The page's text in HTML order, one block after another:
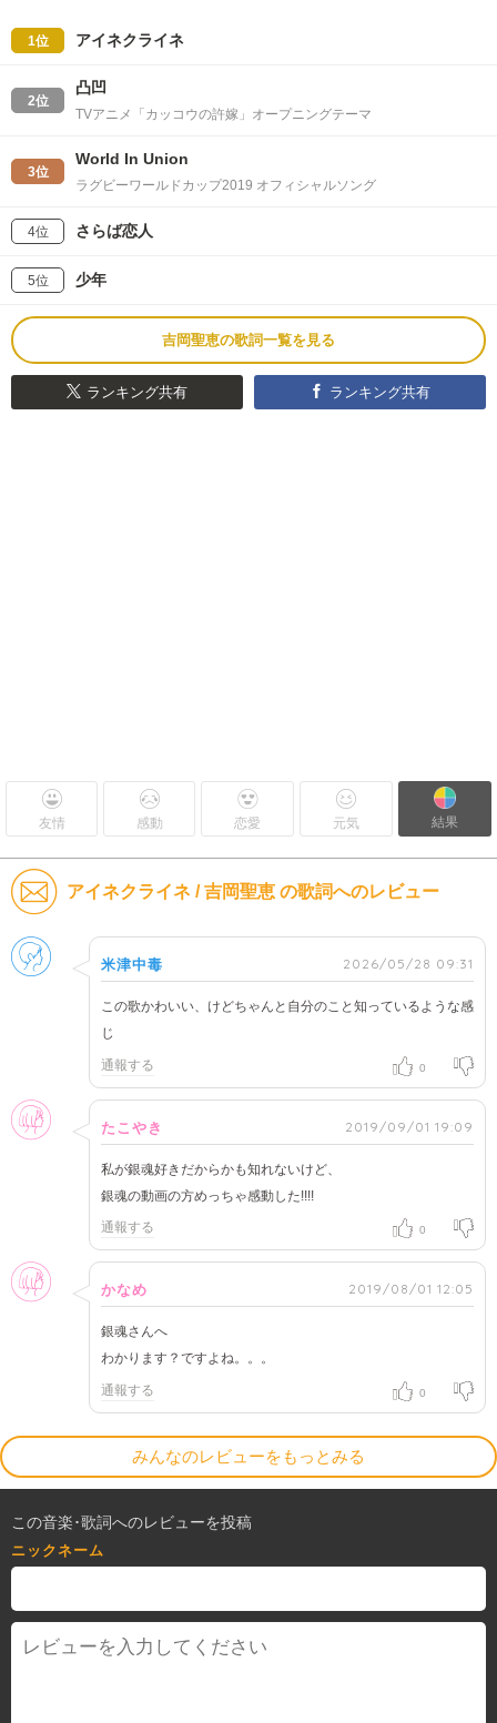
1位 アイネクライネ
2位
凸凹
TVアニメ「カッコウの許嫁」オープニングテーマ
3位
World In Union
ラグビーワールドカップ2019 オフィシャルソング
4位 さらば恋人
5位 少年
吉岡聖恵の歌詞一覧を見る
ランキング共有 ランキング共有
友情 感動 恋愛 元気 結果
アイネクライネ / 吉岡聖恵 の歌詞へのレビュー
男性
米津中毒 2026/05/28 09:31
この歌かわいい、けどちゃんと自分のこと知っているような感
じ
通報する 0
女性
たこやき 2019/09/01 19:09
私が銀魂好きだからかも知れないけど、
銀魂の動画の方めっちゃ感動した!!!!
通報する 0
女性
かなめ 2019/08/01 12:05
銀魂さんへ
わかります？ですよね。。。
通報する 0
みんなのレビューをもっとみる
この音楽･歌詞へのレビューを投稿
ニックネーム